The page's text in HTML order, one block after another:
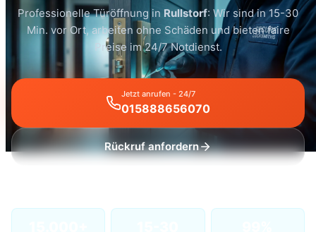
Professionelle Türöffnung in Rullstorf: Wir sind in 15-30
Min. vor Ort, arbeiten ohne Schäden und bieten faire
Preise im 24/7 Notdienst.
Jetzt anrufen - 24/7
015888656070
Rückruf anfordern